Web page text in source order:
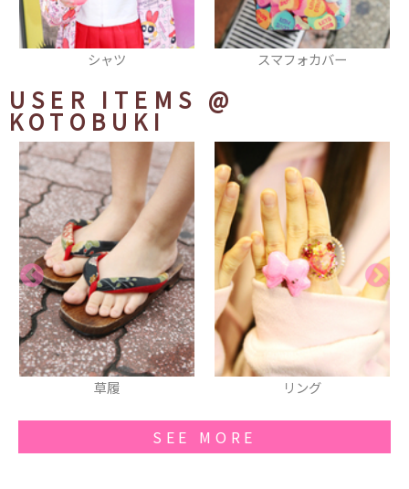
スマフォカバー ポシェット
USER ITEMS @
KOTOBUKI
リング Dreamcastコントローラリュ
ック
SEE MORE